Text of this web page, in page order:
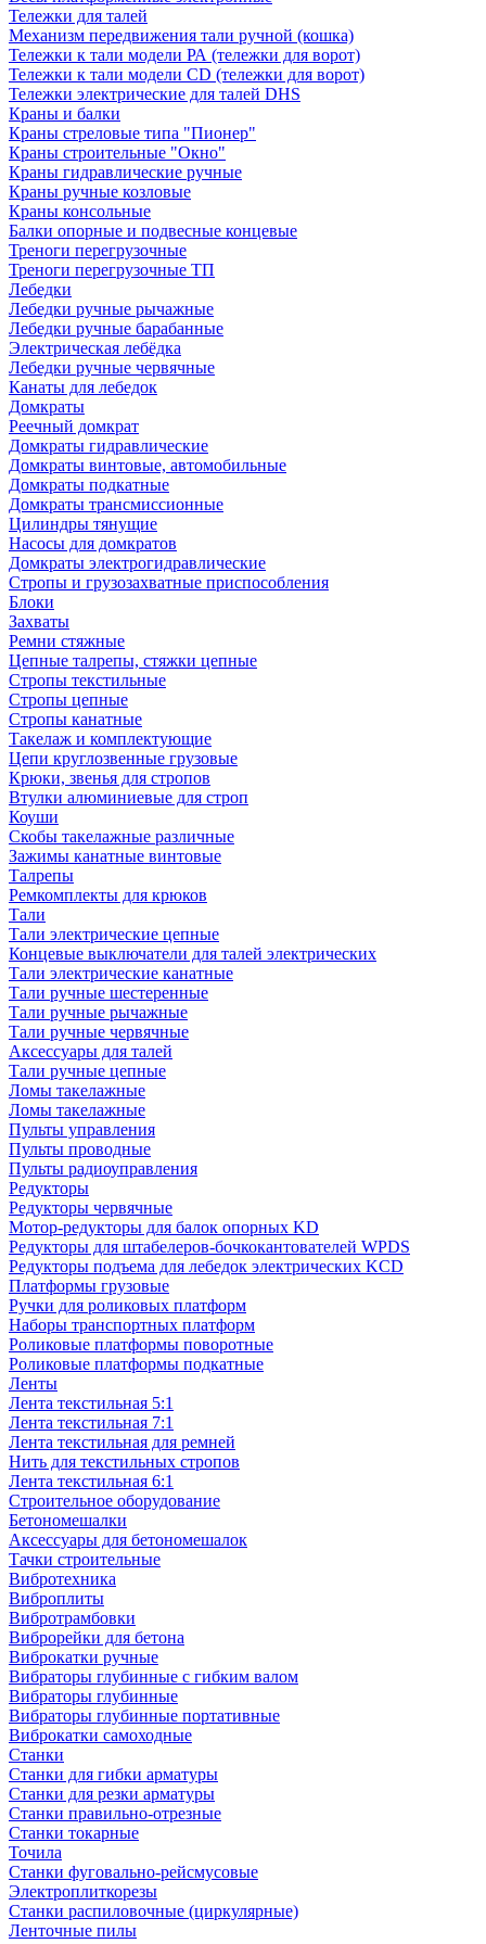
Тележки для талей
Механизм передвижения тали ручной (кошка)
Тележки к тали модели РА (тележки для ворот)
Тележки к тали модели CD (тележки для ворот)
Тележки электрические для талей DHS
Краны и балки
Краны стреловые типа "Пионер"
Краны строительные "Окно"
Краны гидравлические ручные
Краны ручные козловые
Краны консольные
Балки опорные и подвесные концевые
Треноги перегрузочные
Треноги перегрузочные ТП
Лебедки
Лебедки ручные рычажные
Лебедки ручные барабанные
Электрическая лебёдка
Лебедки ручные червячные
Канаты для лебедок
Домкраты
Реечный домкрат
Домкраты гидравлические
Домкраты винтовые, автомобильные
Домкраты подкатные
Домкраты трансмиссионные
Цилиндры тянущие
Насосы для домкратов
Домкраты электрогидравлические
Стропы и грузозахватные приспособления
Блоки
Захваты
Ремни стяжные
Цепные талрепы, стяжки цепные
Стропы текстильные
Стропы цепные
Стропы канатные
Такелаж и комплектующие
Цепи круглозвенные грузовые
Крюки, звенья для стропов
Втулки алюминиевые для строп
Коуши
Скобы такелажные различные
Зажимы канатные винтовые
Талрепы
Ремкомплекты для крюков
Тали
Тали электрические цепные
Концевые выключатели для талей электрических
Тали электрические канатные
Тали ручные шестеренные
Тали ручные рычажные
Тали ручные червячные
Аксессуары для талей
Тали ручные цепные
Ломы такелажные
Ломы такелажные
Пульты управления
Пульты проводные
Пульты радиоуправления
Редукторы
Редукторы червячные
Мотор-редукторы для балок опорных KD
Редукторы для штабелеров-бочкокантователей WPDS
Редукторы подъема для лебедок электрических KCD
Платформы грузовые
Ручки для роликовых платформ
Наборы транспортных платформ
Роликовые платформы поворотные
Роликовые платформы подкатные
Ленты
Лента текстильная 5:1
Лента текстильная 7:1
Лента текстильная для ремней
Нить для текстильных стропов
Лента текстильная 6:1
Строительное оборудование
Бетономешалки
Аксессуары для бетономешалок
Тачки строительные
Вибротехника
Виброплиты
Вибротрамбовки
Виброрейки для бетона
Виброкатки ручные
Вибраторы глубинные с гибким валом
Вибраторы глубинные
Вибраторы глубинные портативные
Виброкатки самоходные
Станки
Станки для гибки арматуры
Станки для резки арматуры
Станки правильно-отрезные
Станки токарные
Точила
Станки фуговально-рейсмусовые
Электроплиткорезы
Станки распиловочные (циркулярные)
Ленточные пилы